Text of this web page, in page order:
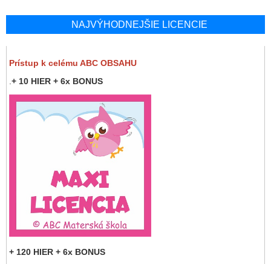
NAJVÝHODNEJŠIE LICENCIE
Prístup k celému ABC OBSAHU
+ 10 HIER + 6x BONUS
+ 120 HIER + 6x BONUS